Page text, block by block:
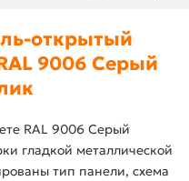
открытый
9006 Серый
RAL 9006 Серый
гладкой металлической
тип панели, схема